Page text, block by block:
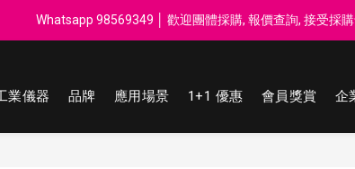
享每$50回贈$1 │ 滿HK$899 送 N-rit Campack Towel 吸汗毛巾
Whatsapp 98569349 │ 歡迎團體採購, 報價查詢, 接受採
享每$50回贈$1 │ 滿HK$899 送 N-rit Campack Towel 吸汗毛巾
業儀器 品牌 應用場景 1+1 優惠 會員獎賞 企